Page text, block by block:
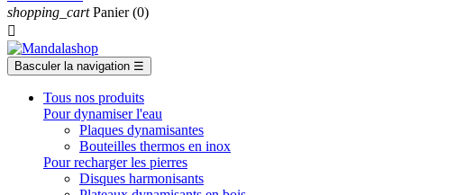
shopping_cart Panier (0)

Basculer la navigation ☰
Tous nos produits
Pour dynamiser l'eau
Plaques dynamisantes
Bouteilles thermos en inox
Pour recharger les pierres
Disques harmonisants